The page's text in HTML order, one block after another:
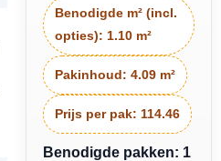
Benodigde m² (incl.
opties): 1.10 m²
Pakinhoud: 4.09 m²
Prijs per pak: 114.46
Benodigde pakken: 1